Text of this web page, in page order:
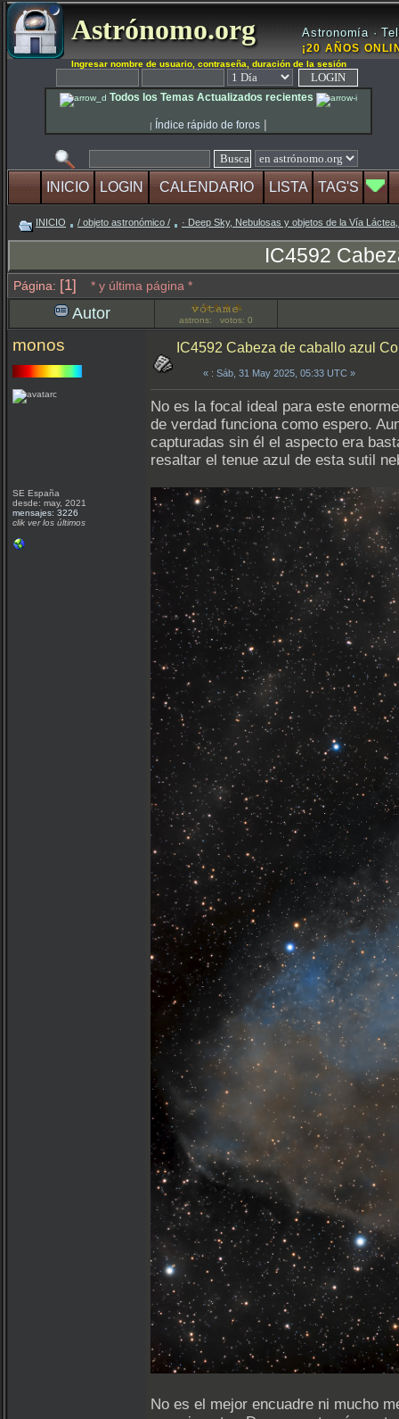
Astrónomo.org Astronomía ·
¡20 AÑOS
Ingresar nombre de usuario, contraseña, duración de la sesión
Todos los Temas Actualizados recientes
| Índice rápido de foros |
INICIO LOGIN CALENDARIO LISTA TAG'S
INICIO / objeto astronómico / · Deep Sky, Nebulosas y objetos de la Vía
IC4592
Página: [1] * y última página *
Autor astrons: votos: 0
monos
SE España
desde: may, 2021
mensajes: 3226
clik ver los últimos
IC4592 Cabeza de caballo azul
« : Sáb, 31 May 2025, 05:33 UTC »
No es la focal ideal para este
de verdad funciona como espero.
capturadas sin él el aspecto era
resaltar el tenue azul de esta sutil
No es el mejor encuadre ni mucho